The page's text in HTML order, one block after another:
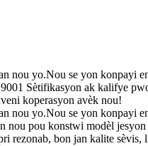
nou yo.Nou se yon konpayi
Sètifikasyon ak kalifye
koperasyon avèk nou!
nou yo.Nou se yon konpayi
nou pou konstwi modèl
rezonab, bon jan kalite sèvis,